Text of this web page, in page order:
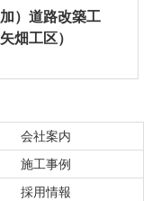
）道路改築工
畑工区）
会社案内
施工事例
採用情報